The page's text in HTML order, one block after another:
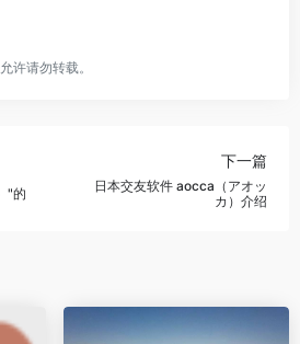
许请勿转载。
"的
下一篇
日本交友软件 aocca（アオッ
カ）介绍